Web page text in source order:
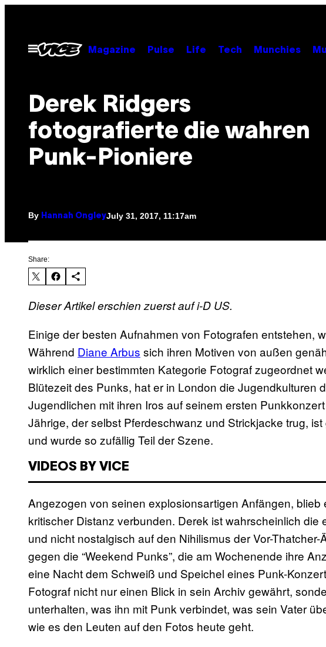
contentOpen
Menu
Magazine Pulse Life Tech Munchies
Derek Ridgers
fotografierte die wahren
Punk-Pioniere
By Hannah OngleyJuly 31, 2017, 11:17am
Share:
Dieser Artikel erschien zuerst auf i-D US.
Einige der besten Aufnahmen von Fotografen entstehen,
Während Diane Arbus sich ihren Motiven von außen
wirklich einer bestimmten Kategorie Fotograf zugeordnet
Blütezeit des Punks, hat er in London die Jugendkulturen
Jugendlichen mit ihren Iros auf seinem ersten
Jährige, der selbst Pferdeschwanz und Strickjacke trug,
und wurde so zufällig Teil der Szene.
VIDEOS BY VICE
Angezogen von seinen explosionsartigen Anfängen, blieb
kritischer Distanz verbunden. Derek ist wahrscheinlich die
und nicht nostalgisch auf den Nihilismus der Vor-
gegen die “Weekend Punks”, die am Wochenende ihre
eine Nacht dem Schweiß und Speichel eines Punk-
Fotograf nicht nur einen Blick in sein Archiv gewährt,
unterhalten, was ihn mit Punk verbindet, was sein Vater
wie es den Leuten auf den Fotos heute geht.